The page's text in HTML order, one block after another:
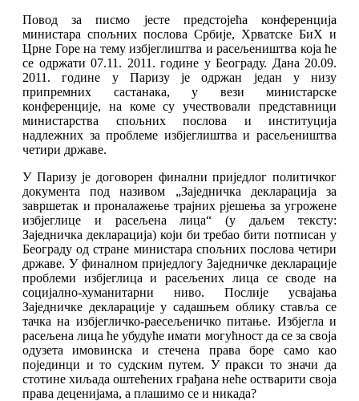
Повод за писмо јесте предстојећа конференција
министара спољних послова Србије, Хрватске БиХ и
Црне Горе на тему избјеглиштва и расељеништва која ће
се одржати 07.11. 2011. године у Београду. Дана 20.09.
2011. године у Паризу је одржан један у низу
припремних састанака, у вези министарске
конференције, на коме су учествовали представници
министарства спољних послова и институција
надлежних за проблеме избјеглиштва и расељеништва
четири државе.
У Паризу је договорен финални приједлог политичког
документа под називом „Заједничка декларација за
завршетак и проналажење трајних рјешења за угрожене
избјеглице и расељена лица“ (у даљем тексту:
Заједничка декларација) који би требао бити потписан у
Београду од стране министара спољних послова четири
државе. У финалном приједлогу Заједничке декларације
проблеми избјеглица и расељених лица се своде на
социјално-хуманитарни ниво. Послије усвајања
Заједничке декларације у садашњем облику ставља се
тачка на избјегличко-раесељеничко питање. Избјегла и
расељена лица ће убудуће имати могућност да се за своја
одузета имовинска и стечена права боре само као
појединци и то судским путем. У пракси то значи да
стотине хиљада оштећених грађана неће остварити своја
права деценијама, а плашимо се и никада?